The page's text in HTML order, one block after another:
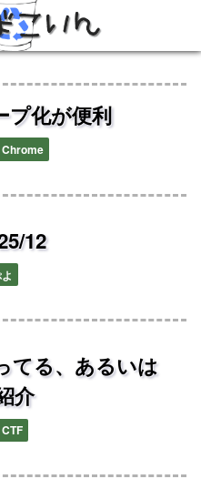
プ化が便利
Chrome
12
てる、あるいは
介
CTF
いん